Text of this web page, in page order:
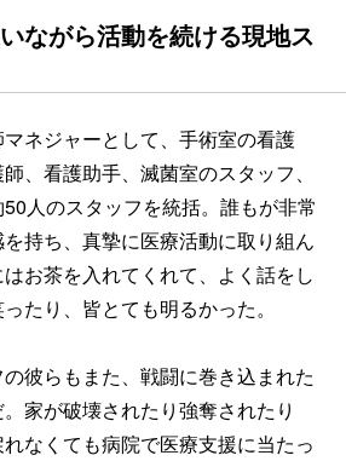
ながら活動を続ける現地ス
ネジャーとして、手術室の看護
、看護助手、滅菌室のスタッフ、
人のスタッフを統括。誰もが非常
持ち、真摯に医療活動に取り組ん
お茶を入れてくれて、よく話をし
たり、皆とても明るかった。
彼らもまた、戦闘に巻き込まれた
家が破壊されたり強奪されたり
なくても病院で医療支援に当たっ